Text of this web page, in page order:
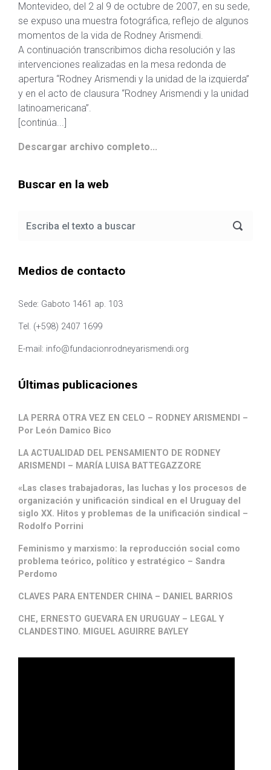
Montevideo, del 2 al 9 de octubre de 2007, en su sede,
se expuso una muestra fotográfica, reflejo de algunos
momentos de la vida de Rodney Arismendi.
A continuación transcribimos dicha resolución y las
intervenciones realizadas en la mesa redonda de
apertura “Rodney Arismendi y la unidad de la izquierda”
y en el acto de clausura “Rodney Arismendi y la unidad
latinoamericana”.
[continúa...]
Descargar archivo completo...
Buscar en la web
Medios de contacto
Sede: Gaboto 1461 ap. 103
Tel. (+598) 2407 1699
E-mail: info@fundacionrodneyarismendi.org
Últimas publicaciones
LA PERRA OTRA VEZ EN CELO – RODNEY ARISMENDI –
Por León Damico Bico
LA ACTUALIDAD DEL PENSAMIENTO DE RODNEY
ARISMENDI – MARÍA LUISA BATTEGAZZORE
«Las clases trabajadoras, las luchas y los procesos de
organización y unificación sindical en el Uruguay del
siglo XX. Hitos y problemas de la unificación sindical –
Rodolfo Porrini
Feminismo y marxismo: la reproducción social como
problema teórico, político y estratégico – Sandra
Perdomo
CLAVES PARA ENTENDER CHINA – DANIEL BARRIOS
CHE, ERNESTO GUEVARA EN URUGUAY – LEGAL Y
CLANDESTINO. MIGUEL AGUIRRE BAYLEY